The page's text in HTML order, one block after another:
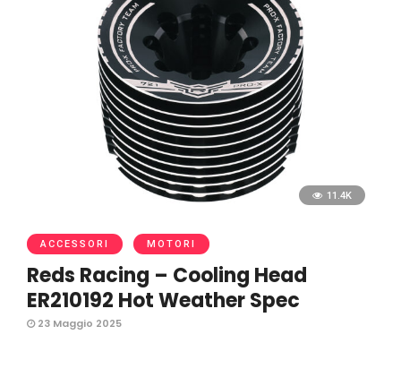
11.4K
ACCESSORI MOTORI
Reds Racing – Cooling Head
ER210192 Hot Weather Spec
23 Maggio 2025